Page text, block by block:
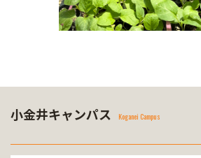
小金井キャンパス Koganei Campus